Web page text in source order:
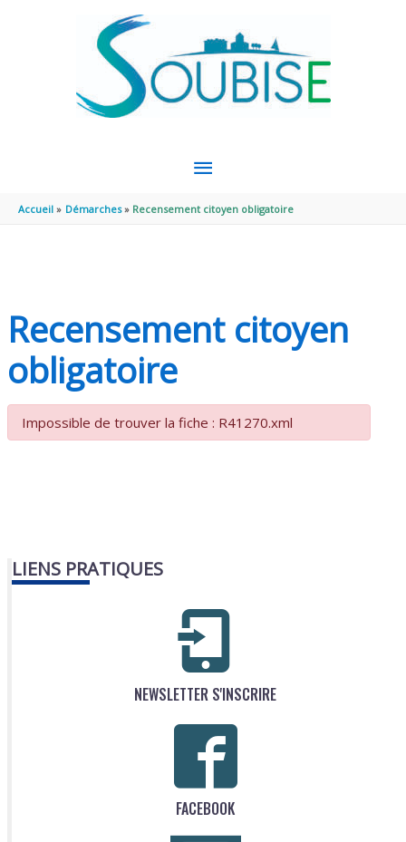
MENU
PRINCIPAL
Accueil Démarches Recensement citoyen obligatoire
Recensement citoyen
obligatoire
Impossible de trouver la fiche : R41270.xml
LIENS PRATIQUES
NEWSLETTER S'INSCRIRE
FACEBOOK